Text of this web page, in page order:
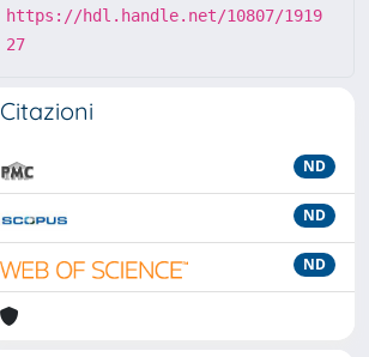
https://hdl.handle.net/10807/1919
27
Citazioni
ND
ND
ND